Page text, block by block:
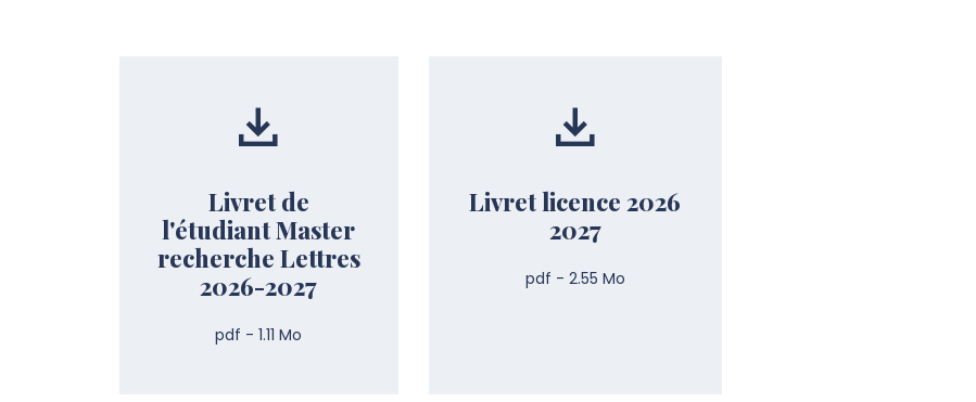
Livret de
l'étudiant Master
recherche Lettres
2026-2027
pdf - 1.11 Mo
Livret licence 2026
2027
pdf - 2.55 Mo